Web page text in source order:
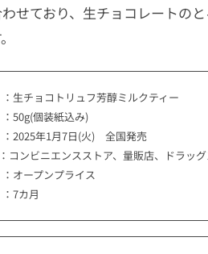
せており、生チョコレートの
コトリュフ芳醇ミルクティー
個装紙込み)
1月7日(火) 全国発売
コンビニエンスストア、量販店、ドラッ
ンプライス
カ月